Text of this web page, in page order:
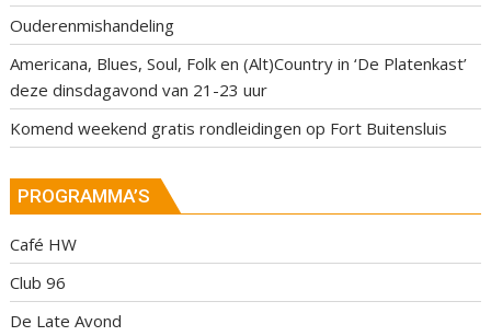
Ouderenmishandeling
Americana, Blues, Soul, Folk en (Alt)Country in ‘De Platenkast’
deze dinsdagavond van 21-23 uur
Komend weekend gratis rondleidingen op Fort Buitensluis
PROGRAMMA’S
Café HW
Club 96
De Late Avond